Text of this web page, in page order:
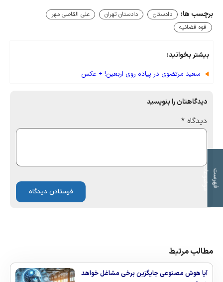
ف
ه
ر
س
ت
م
و
ض
و
ع
ات
برچسب ها: دادستان دادستان تهران
علی القاصی مهر
قوه قضائیه
بیشتر بخوانید:
سعید مرتضوی در پیاده روی اربعین! + عکس
دیدگاهتان را بنویسید
دیدگاه *
مطالب مرتبط
آیا هوش مصنوعی جایگزین برخی مشاغل خواهد